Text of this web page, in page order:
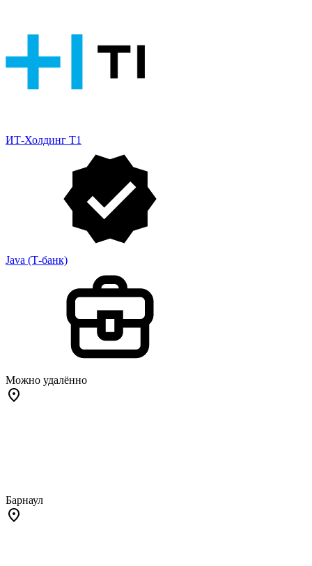
ИТ-Холдинг Т1
Java (Т-банк)
Можно удалённо
Барнаул